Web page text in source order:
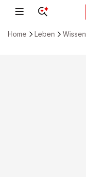
Home Leben Wissen